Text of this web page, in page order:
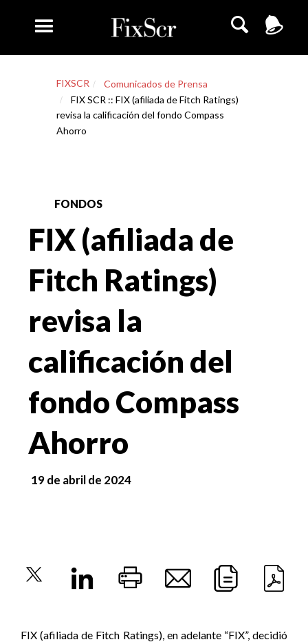
FIXSCR
Comunicados de Prensa
FIX SCR :: FIX (afiliada de Fitch Ratings)
revisa la calificación del fondo Compass
Ahorro
FONDOS
FIX (afiliada de
Fitch Ratings)
revisa la
calificación del
fondo Compass
Ahorro
19 de abril de 2024
FIX (afiliada de Fitch Ratings), en adelante “FIX”, decidió